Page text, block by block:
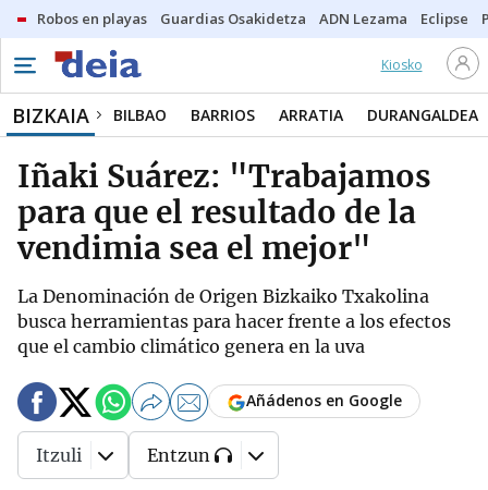
Robos en playas Guardias Osakidetza ADN Lezama Eclipse
Kiosko
BIZKAIA BILBAO BARRIOS ARRATIA DURANGALDEA
Iñaki Suárez: "Trabajamos
para que el resultado de la
vendimia sea el mejor"
La Denominación de Origen Bizkaiko Txakolina
busca herramientas para hacer frente a los efectos
que el cambio climático genera en la uva
Añádenos en Google
Itzuli Entzun